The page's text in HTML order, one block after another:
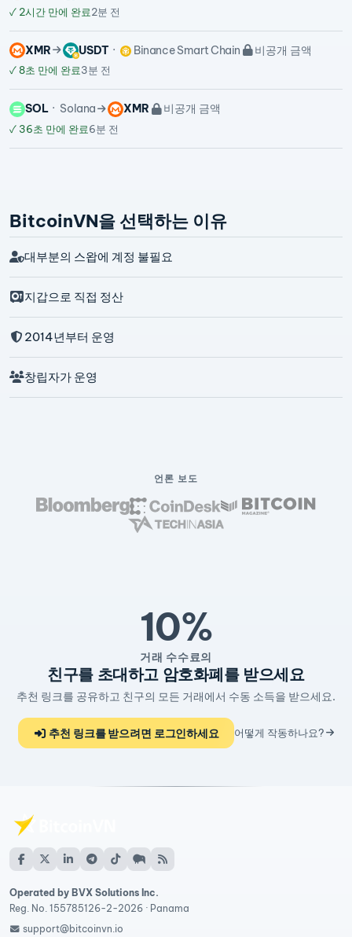
✓ 2시간 만에 완료2분 전
XMR USDT Binance Smart Chain 비공개 금액
✓8초 만에 완료3분 전
SOL Solana XMR 비공개 금액
✓ 36초 만에 완료6분 전
BitcoinVN을 선택하는 이유
대부분의 스왑에 계정 불필요
지갑으로 직접 정산
2014년부터 운영
창립자가 운영
언론 보도
10%
거래 수수료의
친구를 초대하고 암호화폐를 받으세요
추천 링크를 공유하고 친구의 모든 거래에서 수동 소득을 받으세요.
추천 링크를 받으려면 로그인하세요 어떻게 작동하나요?
Operated by BVX Solutions Inc.
Reg. No. 155785126-2-2026 · Panama
support@bitcoinvn.io